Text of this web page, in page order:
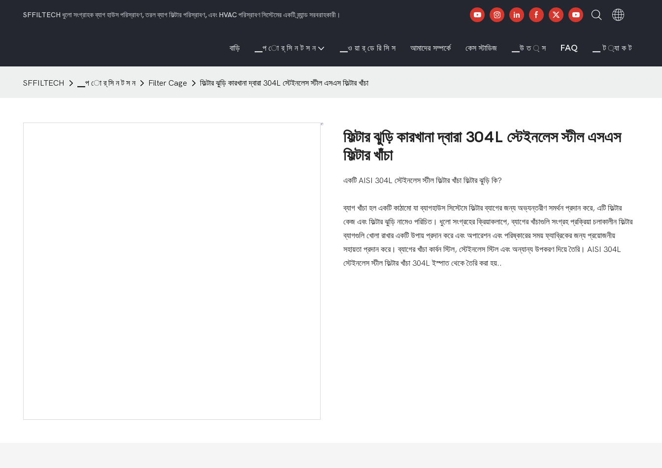
SFFILTECH ধুলো সংগ্রাহক ব্যাগ হাউস পরিস্রাবণ, তরল ব্যাগ ফিল্টার পরিস্রাবণ, এবং HVAC পরিস্রাবণ সিস্টেমের একটি ব্র্যান্ড সরবরাহকারী।
বাড়ি ▁প ো র্ সি ন ট স ন ▁ও য়া র্ ডে রি সি স আমাদের সম্পর্কে কেস স্টাডিজ ▁উ ত ্ স FAQ ▁ ট ্যা ক ট
SFFILTECH ▁প ো র্ সি ন ট স ন Filter Cage ফিল্টার ঝুড়ি কারখানা দ্বারা 304L স্টেইনলেস স্টীল এসএস ফিল্টার খাঁচা
ফিল্টার ঝুড়ি কারখানা দ্বারা 304L স্টেইনলেস স্টীল এসএস
ফিল্টার খাঁচা
একটি AISI 304L স্টেইনলেস স্টীল ফিল্টার খাঁচা ফিল্টার ঝুড়ি কি?
ব্যাগ খাঁচা হল একটি কাঠামো যা ব্যাগহাউস সিস্টেমে ফিল্টার ব্যাগের জন্য অভ্যন্তরীণ সমর্থন প্রদান করে, এটি ফিল্টার
কেজ এবং ফিল্টার ঝুড়ি নামেও পরিচিত। ধুলো সংগ্রহের ক্রিয়াকলাপে, ব্যাগের খাঁচাগুলি সংগ্রহ প্রক্রিয়া চলাকালীন ফিল্টার
ব্যাগগুলি খোলা রাখার একটি উপায় প্রদান করে এবং অপারেশন এবং পরিষ্কারের সময় ফ্যাব্রিকের জন্য প্রয়োজনীয়
সহায়তা প্রদান করে। ব্যাগের খাঁচা কার্বন স্টিল, স্টেইনলেস স্টিল এবং অন্যান্য উপকরণ দিয়ে তৈরি। AISI 304L
স্টেইনলেস স্টীল ফিল্টার খাঁচা 304L ইস্পাত থেকে তৈরি করা হয়..